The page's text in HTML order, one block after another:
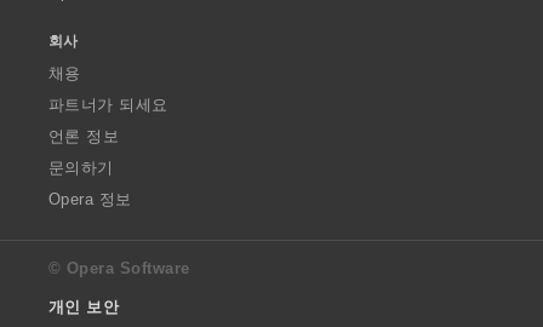
회사
채용
파트너가 되세요
언론 정보
문의하기
Opera 정보
© Opera Software
개인 보안